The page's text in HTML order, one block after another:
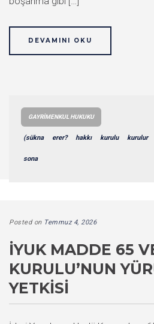
DEVAMINI OKU
GAYRIMENKUL HUKUKU
(sükna erer? hakkı kurulu kurulur
sona
Posted on Temmuz 4, 2026
İYUK MADDE 65
KURULU’NUN
YETKISI